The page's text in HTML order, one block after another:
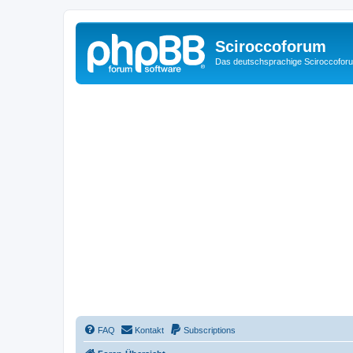
Sciroccoforum
Das deutschsprachige
FAQ Kontakt Subscriptions